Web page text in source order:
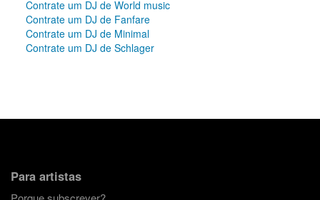
Contrate um DJ de World music
Contrate um DJ de Fanfare
Contrate um DJ de Minimal
Contrate um DJ de Schlager
Para artistas